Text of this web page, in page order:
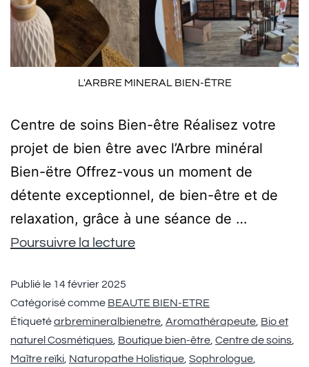
L'ARBRE MINERAL BIEN-ËTRE
Centre de soins Bien-être Réalisez votre
projet de bien être avec l’Arbre minéral
Bien-ëtre Offrez-vous un moment de
détente exceptionnel, de bien-être et de
relaxation, grâce à une séance de …
Poursuivre la lecture
Publié le 14 février 2025
Catégorisé comme BEAUTE BIEN-ETRE
Étiquetéarbremineralbienetre Aromathérapeute Bio et
naturel Cosmétiques Boutique bien-être Centre de soins
Maître reïki Naturopathe Holistique Sophrologue